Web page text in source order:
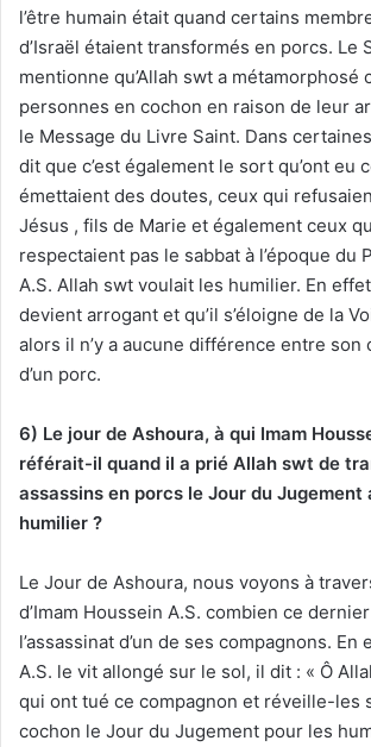
l’être humain était quand certains
d’Israël étaient transformés en porcs. Le
mentionne qu’Allah swt a métamorphosé
personnes en cochon en raison de leur
le Message du Livre Saint. Dans
dit que c’est également le sort qu’ont eu
émettaient des doutes, ceux qui
Jésus , fils de Marie et également ceux
respectaient pas le sabbat à l’époque du
A.S. Allah swt voulait les humilier. En
devient arrogant et qu’il s’éloigne de la
alors il n’y a aucune différence entre son
d’un porc.
6) Le jour de Ashoura, à qui Imam
référait-il quand il a prié Allah swt de
assassins en porcs le Jour du Jugement
humilier ?
Le Jour de Ashoura, nous voyons à
d’Imam Houssein A.S. combien ce
l’assassinat d’un de ses compagnons. En
A.S. le vit allongé sur le sol, il dit : « Ô
qui ont tué ce compagnon et réveille-les
cochon le Jour du Jugement pour les